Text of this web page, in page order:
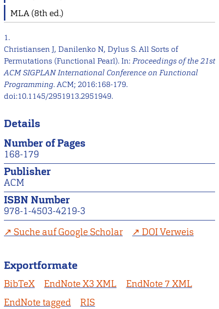
MLA (8th ed.)
1.
Christiansen J, Danilenko N, Dylus S. All Sorts of
Permutations (Functional Pearl). In: Proceedings of the 21st
ACM SIGPLAN International Conference on Functional
Programming. ACM; 2016:168-179.
doi:10.1145/2951913.2951949.
Details
Number of Pages
168-179
Publisher
ACM
ISBN Number
978-1-4503-4219-3
Suche auf Google Scholar
DOI Verweis
Exportformate
BibTeX EndNote X3 XML
EndNote 7 XML
EndNote tagged
RIS